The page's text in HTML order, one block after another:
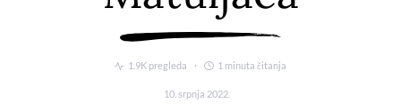
1.9K pregleda 1 minuta čitanja
10. srpnja 2022.